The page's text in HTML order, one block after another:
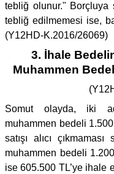
tebliğ olunur." Borçluya
tebliğ edilmemesi ise,
(Y12HD-K.2016/26069)
3. İhale
Muhammen
Somut olayda, iki
muhammen bedeli
satışı alıcı
muhammen bedeli
ise 605.500 TL’ye ihale